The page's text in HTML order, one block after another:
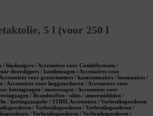
5 l (voor 250 l
/ bladzuigers / Accessoires voor CombiSysteem /
doorslijpers / bandenzagen / Accessoires voor
voor grastrimmers / kantenmaaiers / bosmaaiers /
/ Accessoires voor heggenscharen / Accessoires voor
kettingzagen / motorzagen / Accessoires voor
/ Brandstoffen / oliën / smeermiddelen /
/ kettingzaagolie / STIHL Accessoires / Verbruiksgoederen
/ Verbruiksgoederen / Verbruiksgoederen /
/ Verbruiksgoederen / Verbruiksgoederen /